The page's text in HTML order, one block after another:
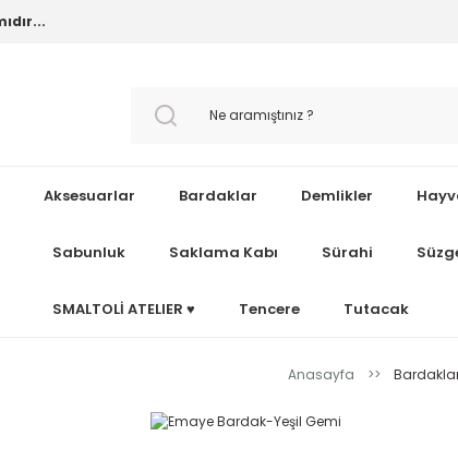
Aksesuarlar Bardaklar Demlikler
Sabunluk Saklama Kabı Sürahi
SMALTOLİ ATELIER ♥️ Tencere Tutacak
Anasayfa